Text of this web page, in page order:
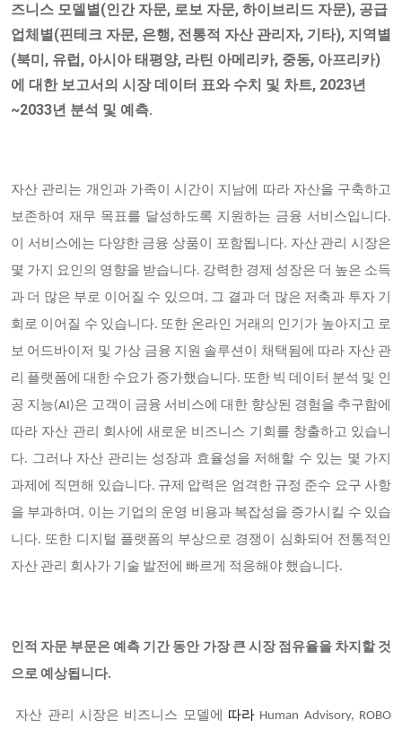
즈니스 모델별(인간 자문, 로보 자문, 하이브리드 자문), 공급
업체별(핀테크 자문, 은행, 전통적 자산 관리자, 기타), 지역별
(북미, 유럽, 아시아 태평양, 라틴 아메리카, 중동, 아프리카)
에 대한 보고서의 시장 데이터 표와 수치 및 차트, 2023년
~2033년 분석 및 예측.
자산 관리는 개인과 가족이 시간이 지남에 따라 자산을 구축하고
보존하여 재무 목표를 달성하도록 지원하는 금융 서비스입니다.
이 서비스에는 다양한 금융 상품이 포함됩니다. 자산 관리 시장은
몇 가지 요인의 영향을 받습니다. 강력한 경제 성장은 더 높은 소득
과 더 많은 부로 이어질 수 있으며, 그 결과 더 많은 저축과 투자 기
회로 이어질 수 있습니다. 또한 온라인 거래의 인기가 높아지고 로
보 어드바이저 및 가상 금융 지원 솔루션이 채택됨에 따라 자산 관
리 플랫폼에 대한 수요가 증가했습니다. 또한 빅 데이터 분석 및 인
공 지능(AI)은 고객이 금융 서비스에 대한 향상된 경험을 추구함에
따라 자산 관리 회사에 새로운 비즈니스 기회를 창출하고 있습니
다. 그러나 자산 관리는 성장과 효율성을 저해할 수 있는 몇 가지
과제에 직면해 있습니다. 규제 압력은 엄격한 규정 준수 요구 사항
을 부과하며, 이는 기업의 운영 비용과 복잡성을 증가시킬 수 있습
니다. 또한 디지털 플랫폼의 부상으로 경쟁이 심화되어 전통적인
자산 관리 회사가 기술 발전에 빠르게 적응해야 했습니다.
인적 자문 부문은 예측 기간 동안 가장 큰 시장 점유율을 차지할 것
으로 예상됩니다.
자산 관리 시장은 비즈니스 모델에 따라 Human Advisory, ROBO